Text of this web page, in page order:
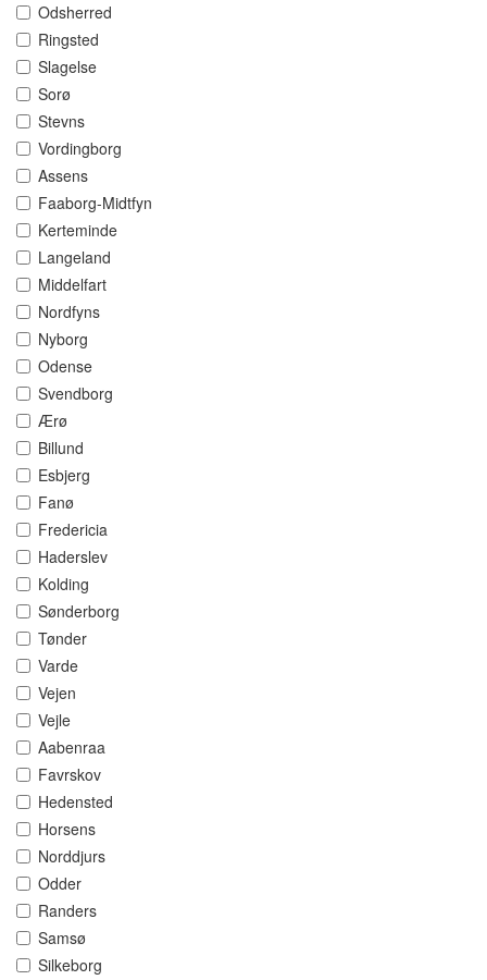
Odsherred
Ringsted
Slagelse
Sorø
Stevns
Vordingborg
Assens
Faaborg-Midtfyn
Kerteminde
Langeland
Middelfart
Nordfyns
Nyborg
Odense
Svendborg
Ærø
Billund
Esbjerg
Fanø
Fredericia
Haderslev
Kolding
Sønderborg
Tønder
Varde
Vejen
Vejle
Aabenraa
Favrskov
Hedensted
Horsens
Norddjurs
Odder
Randers
Samsø
Silkeborg